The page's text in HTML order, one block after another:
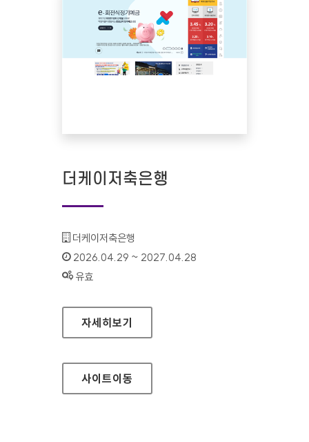
더케이저축은행
기관명 :
더케이저축은행
인증기간 :
2026.04.29 ~ 2027.04.28
상태 :
유효
더케이저축은행
자세히보기
사이트이동